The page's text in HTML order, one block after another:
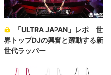
「ULTRA JAPAN」レポ 世
界トップDJの興奮と躍動する新
世代ラッパー